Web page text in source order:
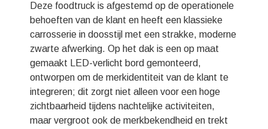
Deze foodtruck is afgestemd op de operationele
behoeften van de klant en heeft een klassieke
carrosserie in doosstijl met een strakke, moderne
zwarte afwerking. Op het dak is een op maat
gemaakt LED-verlicht bord gemonteerd,
ontworpen om de merkidentiteit van de klant te
integreren; dit zorgt niet alleen voor een hoge
zichtbaarheid tijdens nachtelijke activiteiten,
maar vergroot ook de merkbekendheid en trekt